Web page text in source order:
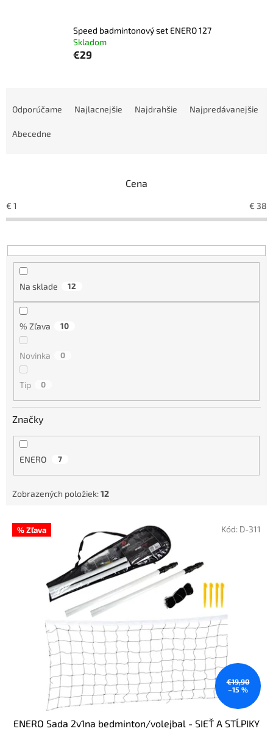
Speed badmintonový set ENERO 127
Skladom
€29
r
o
u
k
Odporúčame Najlacnejšie Najdrahšie Najpredávanejšie
Abecedne
Cena
€ 1 € 38
Na sklade 12
% Zľava 10
Novinka 0
Tip 0
Značky
ENERO 7
Zobrazených položiek:12
V % Zľava
€19,90
–15 %
ENERO Sada 2v1na bedminton/volejbal - SIEŤ A STĹPIKY
Kód: D-311